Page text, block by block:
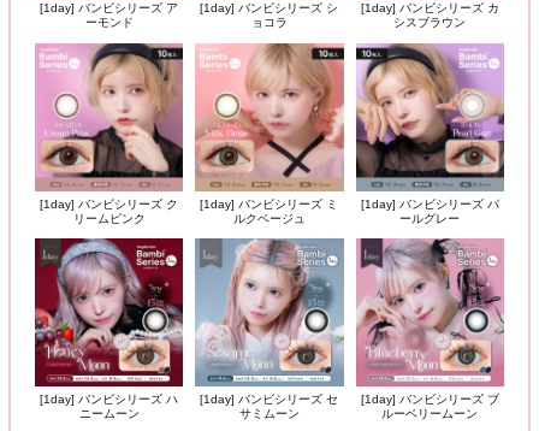
[1day] バンビシリーズ ア
ーモンド
[1day] バンビシリーズ シ
ョコラ
[1day] バンビシリーズ カ
シスブラウン
[1day] バンビシリーズ ク
リームピンク
[1day] バンビシリーズ ミ
ルクベージュ
[1day] バンビシリーズ パ
ールグレー
[1day] バンビシリーズ ハ
ニームーン
[1day] バンビシリーズ セ
サミムーン
[1day] バンビシリーズ ブ
ルーベリームーン